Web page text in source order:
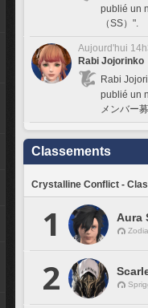
publié un
（SS）".
Aujourd'hui
Rabi Jojorinko
Rabi
publié un
メンバー
Classements
Crystalline Conflict -
1 Aura
2